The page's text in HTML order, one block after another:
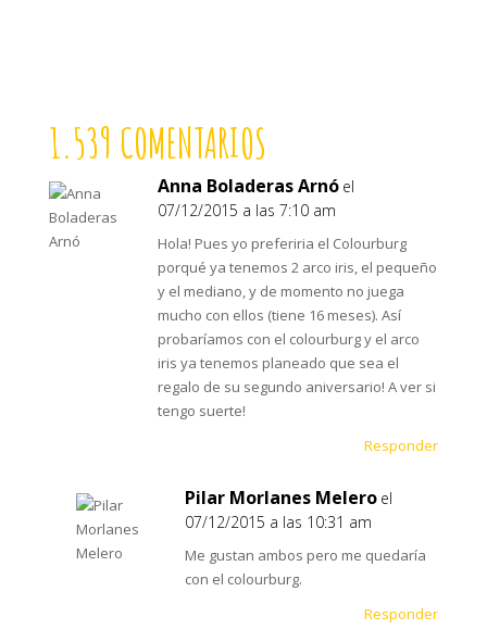
1.539 COMENTARIOS
Anna Boladeras Arnó el
07/12/2015 a las 7:10 am
Hola! Pues yo preferiria el Colourburg
porqué ya tenemos 2 arco iris, el pequeño
y el mediano, y de momento no juega
mucho con ellos (tiene 16 meses). Así
probaríamos con el colourburg y el arco
iris ya tenemos planeado que sea el
regalo de su segundo aniversario! A ver si
tengo suerte!
Responder
Pilar Morlanes Melero el
07/12/2015 a las 10:31 am
Me gustan ambos pero me quedaría
con el colourburg.
Responder